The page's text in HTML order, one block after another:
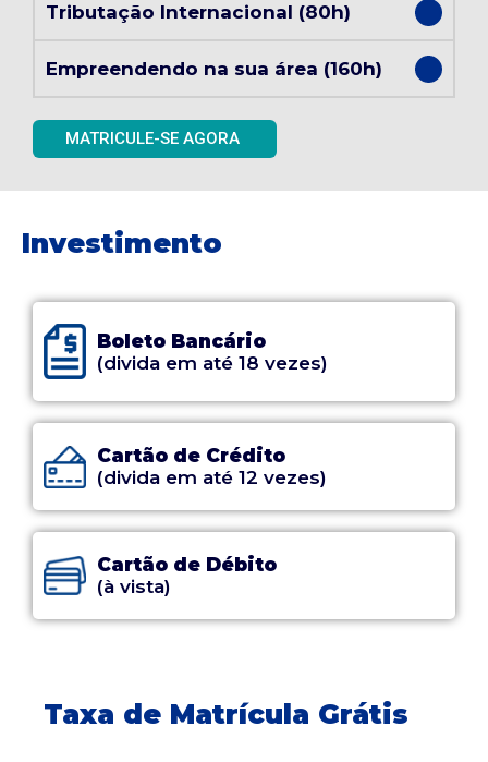
Tributação Internacional (80h)
Empreendendo na sua área (160h)
MATRICULE-SE AGORA
Investimento
Boleto Bancário
(divida em até 18 vezes)
Cartão de Crédito
(divida em até 12 vezes)
Cartão de Débito
(à vista)
Taxa de Matrícula Grátis